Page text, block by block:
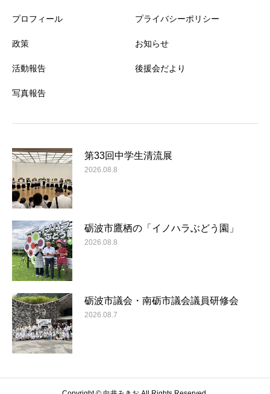
プロフィール
政策
活動報告
写真報告
プライバシーポリシー
お知らせ
後援会だより
第33回中学生清流展
2026.08.8
砺波市鷹栖の「イノハラぶどう園」
2026.08.8
砺波市議会・南砺市議会議員研修会
2026.08.7